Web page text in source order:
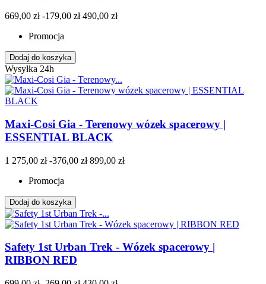
669,00 zł -179,00 zł 490,00 zł
Promocja
Dodaj do koszyka
Wysyłka 24h
Maxi-Cosi Gia - Terenowy wózek spacerowy |
ESSENTIAL BLACK
1 275,00 zł -376,00 zł 899,00 zł
Promocja
Dodaj do koszyka
Safety 1st Urban Trek - Wózek spacerowy |
RIBBON RED